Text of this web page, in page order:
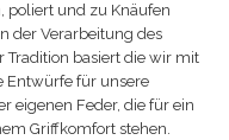
poliert und zu Knäufen
der Verarbeitung des
Tradition basiert die wir mit
Entwürfe für unsere
eigenen Feder, die für ein
Griffkomfort stehen.